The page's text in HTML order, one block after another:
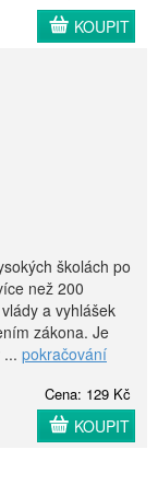
KOUPIT
školách po
než 200
a vyhlášek
zákona. Je
pokračování
Cena: 129 Kč
KOUPIT